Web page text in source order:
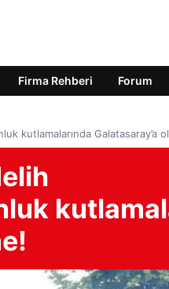
Firma Rehberi Forum
kutlamalarında Galatasaray’a